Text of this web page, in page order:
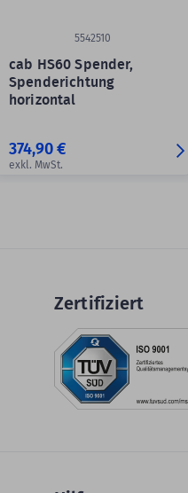
cab HS60 Spender,
Spenderichtung
horizontal
5542510
374,90 €
exkl. MwSt.
Zertifiziert